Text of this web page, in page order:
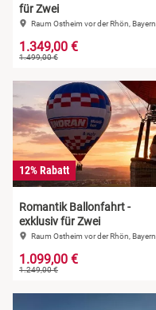
für Zwei
Raum Ostheim vor der Rhön, Bayern
1.349,00 €
1.499,00 €
12% Rabatt
Romantik Ballonfahrt -
exklusiv für Zwei
Raum Ostheim vor der Rhön, Bayern
1.099,00 €
1.249,00 €